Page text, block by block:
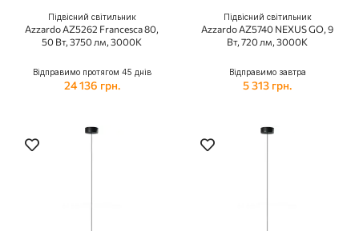
Підвісний світильник
Azzardo AZ5262 Francesca 80,
50 Вт, 3750 лм, 3000K
Відправимо протягом 45 днів
24 136 грн.
Підвісний світильник
Azzardo AZ5740 NEXUS GO, 9
Вт, 720 лм, 3000К
Відправимо завтра
5 313 грн.